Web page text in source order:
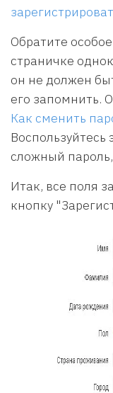
Обратите
страничке
он не должен
его запомнить.
Как сменить
Воспользуйтесь
сложный
Итак, все поля
кнопку